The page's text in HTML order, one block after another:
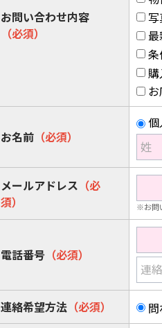
お問い合わせ内容
（必須）
お名前 （必須）
姓
メールアドレス （必
須）
※お問
電話番号 （必須）
連
連絡希望方法 （必須）